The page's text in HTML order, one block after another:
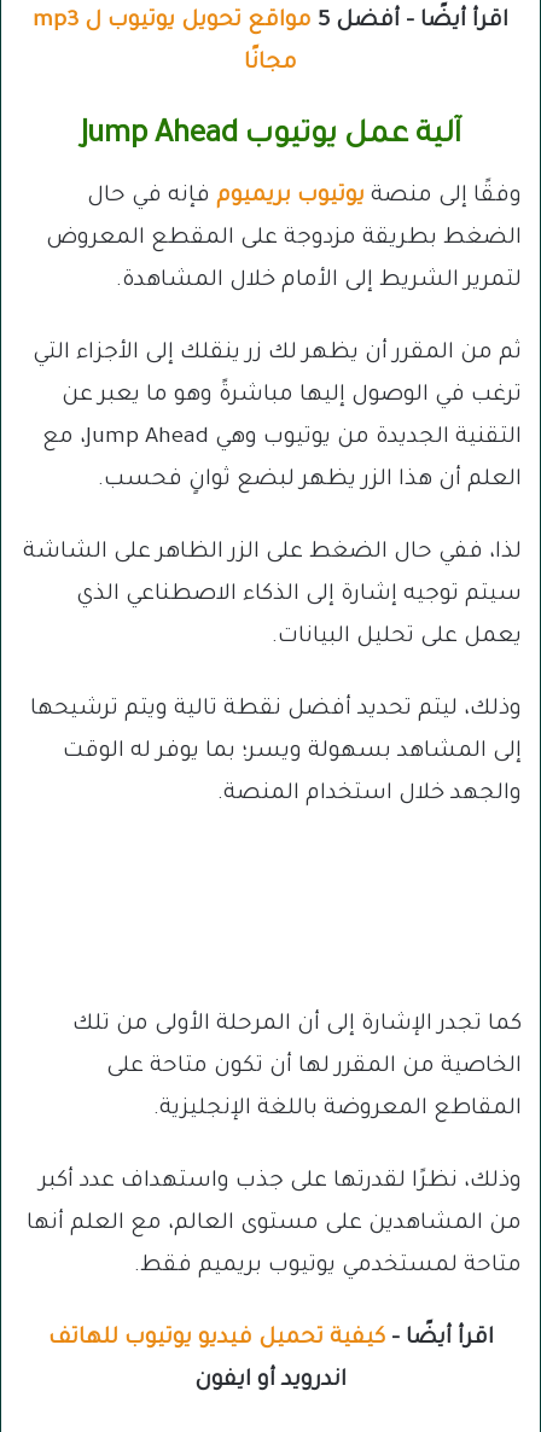
اقرأ أيضًا – أفضل 5
مواقع تحويل يوتيوب ل mp3
مجانًا
آلية عمل يوتيوب Jump Ahead
وفقًا إلى منصة يوتيوب بريميوم فإنه في حال
الضغط بطريقة مزدوجة على المقطع المعروض
لتمرير الشريط إلى الأمام خلال المشاهدة.
ثم من المقرر أن يظهر لك زر ينقلك إلى الأجزاء التي
ترغب في الوصول إليها مباشرةً وهو ما يعبر عن
التقنية الجديدة من يوتيوب وهي Jump Ahead، مع
العلم أن هذا الزر يظهر لبضع ثوانٍ فحسب.
لذا، ففي حال الضغط على الزر الظاهر على الشاشة
سيتم توجيه إشارة إلى الذكاء الاصطناعي الذي
يعمل على تحليل البيانات.
وذلك، ليتم تحديد أفضل نقطة تالية ويتم ترشيحها
إلى المشاهد بسهولة ويسر؛ بما يوفر له الوقت
والجهد خلال استخدام المنصة.
كما تجدر الإشارة إلى أن المرحلة الأولى من تلك
الخاصية من المقرر لها أن تكون متاحة على
المقاطع المعروضة باللغة الإنجليزية.
وذلك، نظرًا لقدرتها على جذب واستهداف عدد أكبر
من المشاهدين على مستوى العالم، مع العلم أنها
متاحة لمستخدمي يوتيوب بريميم فقط.
اقرأ أيضًا –كيفية تحميل فيديو يوتيوب للهاتف
اندرويد أو ايفون